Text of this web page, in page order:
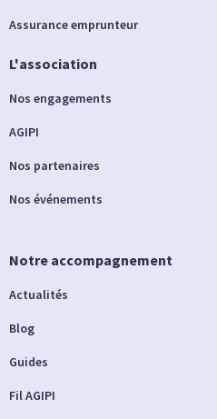
Assurance emprunteur
L'association
Nos engagements
AGIPI
Nos partenaires
Nos événements
Notre accompagnement
Actualités
Blog
Guides
Fil AGIPI